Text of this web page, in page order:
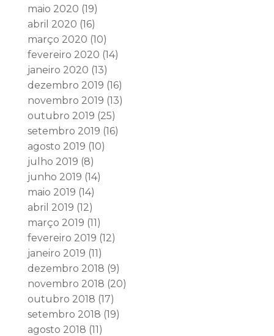
maio 2020 (19)
abril 2020 (16)
março 2020 (10)
fevereiro 2020 (14)
janeiro 2020 (13)
dezembro 2019 (16)
novembro 2019 (13)
outubro 2019 (25)
setembro 2019 (16)
agosto 2019 (10)
julho 2019 (8)
junho 2019 (14)
maio 2019 (14)
abril 2019 (12)
março 2019 (11)
fevereiro 2019 (12)
janeiro 2019 (11)
dezembro 2018 (9)
novembro 2018 (20)
outubro 2018 (17)
setembro 2018 (19)
agosto 2018 (11)